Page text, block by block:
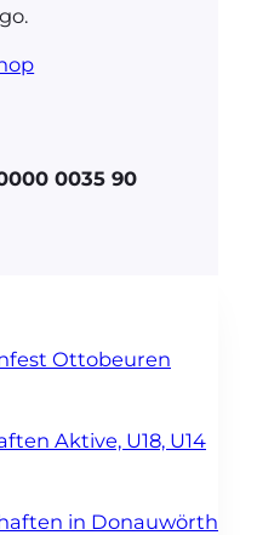
0035 90
Ottobeuren
Aktive, U18, U14
in Donauwörth